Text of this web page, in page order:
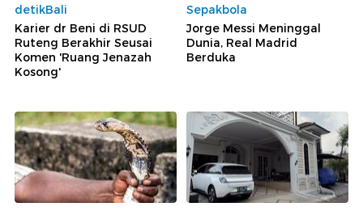
detikBali
Karier dr Beni di RSUD
Ruteng Berakhir Seusai
Komen 'Ruang Jenazah
Kosong'
Sepakbola
Jorge Messi Meninggal
Dunia, Real Madrid
Berduka